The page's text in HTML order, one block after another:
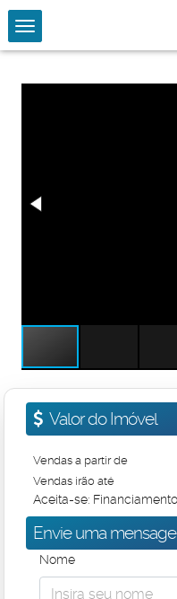
Valor do Imóvel
Vendas a partir de
Vendas irão até
Aceita-se:
Envie uma
Nome